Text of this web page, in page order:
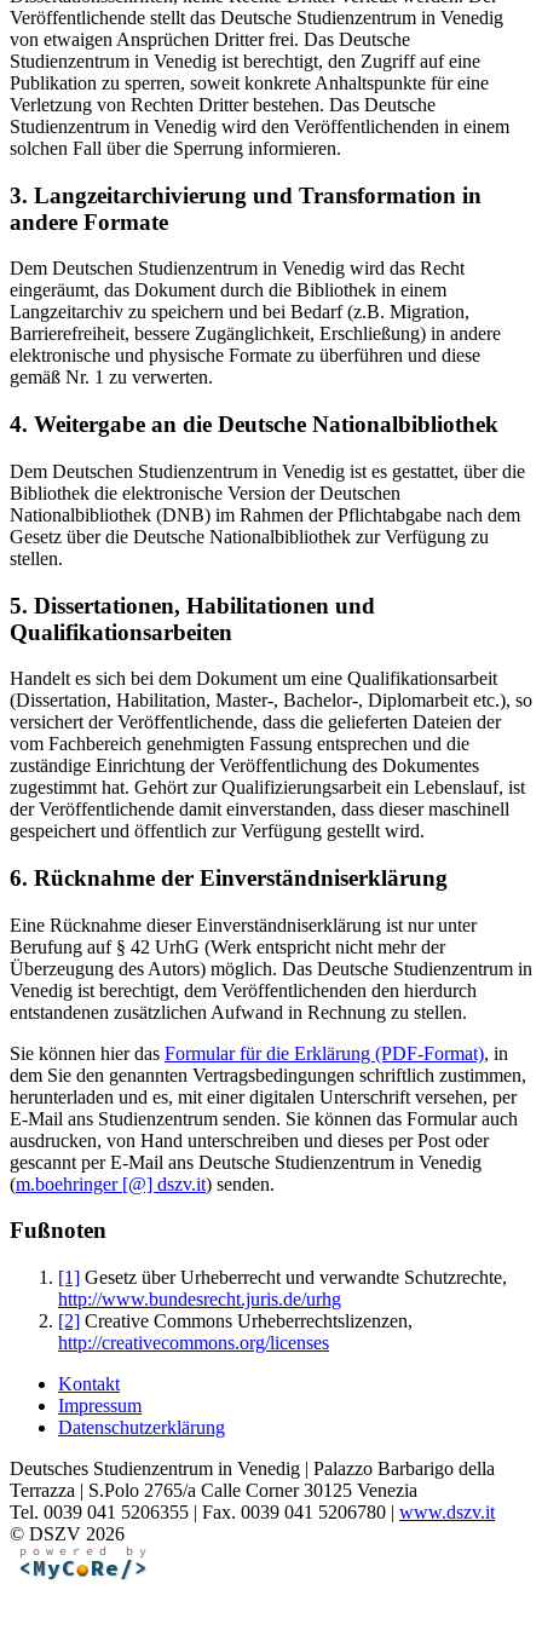
Veröffentlichende stellt das Deutsche Studienzentrum in Venedig
von etwaigen Ansprüchen Dritter frei. Das Deutsche
Studienzentrum in Venedig ist berechtigt, den Zugriff auf eine
Publikation zu sperren, soweit konkrete Anhaltspunkte für eine
Verletzung von Rechten Dritter bestehen. Das Deutsche
Studienzentrum in Venedig wird den Veröffentlichenden in einem
solchen Fall über die Sperrung informieren.
3. Langzeitarchivierung und Transformation in
andere Formate
Dem Deutschen Studienzentrum in Venedig wird das Recht
eingeräumt, das Dokument durch die Bibliothek in einem
Langzeitarchiv zu speichern und bei Bedarf (z.B. Migration,
Barrierefreiheit, bessere Zugänglichkeit, Erschließung) in andere
elektronische und physische Formate zu überführen und diese
gemäß Nr. 1 zu verwerten.
4. Weitergabe an die Deutsche Nationalbibliothek
Dem Deutschen Studienzentrum in Venedig ist es gestattet, über die
Bibliothek die elektronische Version der Deutschen
Nationalbibliothek (DNB) im Rahmen der Pflichtabgabe nach dem
Gesetz über die Deutsche Nationalbibliothek zur Verfügung zu
stellen.
5. Dissertationen, Habilitationen und
Qualifikationsarbeiten
Handelt es sich bei dem Dokument um eine Qualifikationsarbeit
(Dissertation, Habilitation, Master-, Bachelor-, Diplomarbeit etc.), so
versichert der Veröffentlichende, dass die gelieferten Dateien der
vom Fachbereich genehmigten Fassung entsprechen und die
zuständige Einrichtung der Veröffentlichung des Dokumentes
zugestimmt hat. Gehört zur Qualifizierungsarbeit ein Lebenslauf, ist
der Veröffentlichende damit einverstanden, dass dieser maschinell
gespeichert und öffentlich zur Verfügung gestellt wird.
6. Rücknahme der Einverständniserklärung
Eine Rücknahme dieser Einverständniserklärung ist nur unter
Berufung auf § 42 UrhG (Werk entspricht nicht mehr der
Überzeugung des Autors) möglich. Das Deutsche Studienzentrum in
Venedig ist berechtigt, dem Veröffentlichenden den hierdurch
entstandenen zusätzlichen Aufwand in Rechnung zu stellen.
Sie können hier das Formular für die Erklärung (PDF-Format), in
dem Sie den genannten Vertragsbedingungen schriftlich zustimmen,
herunterladen und es, mit einer digitalen Unterschrift versehen, per
E-Mail ans Studienzentrum senden. Sie können das Formular auch
ausdrucken, von Hand unterschreiben und dieses per Post oder
gescannt per E-Mail ans Deutsche Studienzentrum in Venedig
(m.boehringer [@] dszv.it) senden.
Fußnoten
[1] Gesetz über Urheberrecht und verwandte Schutzrechte,
http://www.bundesrecht.juris.de/urhg
[2] Creative Commons Urheberrechtslizenzen,
http://creativecommons.org/licenses
Kontakt
Impressum
Datenschutzerklärung
Deutsches Studienzentrum in Venedig | Palazzo Barbarigo della
Terrazza | S.Polo 2765/a Calle Corner 30125 Venezia
Tel. 0039 041 5206355 | Fax. 0039 041 5206780 | www.dszv.it
© DSZV 2026